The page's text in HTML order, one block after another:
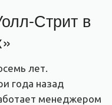
Стрит в
лет.
года назад
менеджером